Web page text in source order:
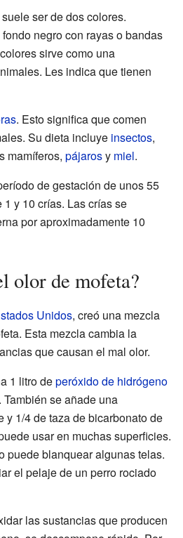
ser de dos colores.
negro con rayas o bandas
sirve como una
Les indica que tienen
. Esto significa que comen
Su dieta incluye insectos,
mamíferos, pájarosy miel.
de gestación de unos 55
y 10 crías. Las crías se
por aproximadamente 10
olor de mofeta?
Unidos, creó una mezcla
Esta mezcla cambia la
que causan el mal olor.
1 litro deperóxido de hidrógeno
se añade una
y 1/4 de taza de bicarbonato de
usar en muchas superficies.
puede blanquear algunas telas.
el pelaje de un perro rociado
las sustancias que producen